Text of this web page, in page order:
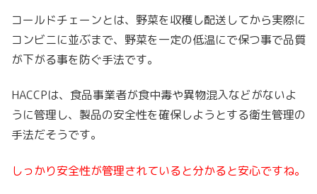
コールドチェーンとは、野菜を収穫し配送してから実際に
コンビニに並ぶまで、野菜を一定の低温にで保つ事で品質
が下がる事を防ぐ手法です。
HACCPは、食品事業者が食中毒や異物混入などがないよ
うに管理し、製品の安全性を確保しようとする衛生管理の
手法だそうです。
しっかり安全性が管理されていると分かると安心ですね。